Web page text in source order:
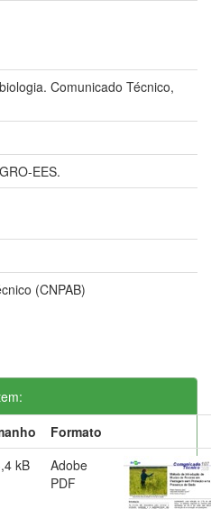
Comunicado Técnico,
EES.
(CNPAB)
Formato
kB
Adobe
PDF